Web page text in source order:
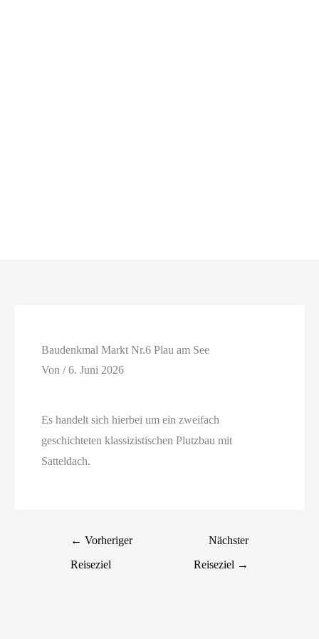
Baudenkmal Markt Nr.6 Plau am See
Von/6. Juni 2026
Es handelt sich hierbei um ein zweifach
geschichteten klassizistischen Plutzbau mit
Satteldach.
← Vorheriger
Reiseziel
Nächster
Reiseziel →